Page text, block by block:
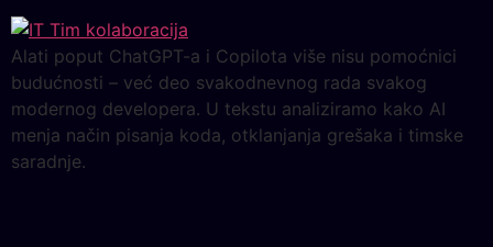
Alati poput ChatGPT-a i Copilota više nisu pomoćnici
budućnosti – već deo svakodnevnog rada svakog
modernog developera. U tekstu analiziramo kako AI
menja način pisanja koda, otklanjanja grešaka i timske
saradnje.